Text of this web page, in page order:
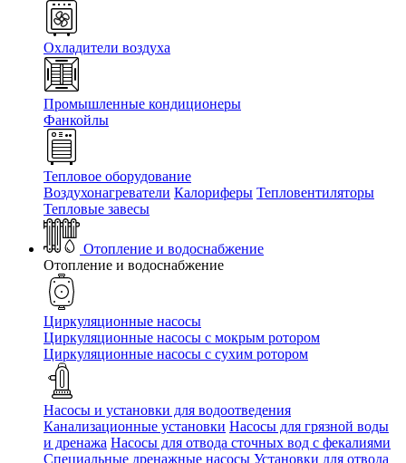
Охладители воздуха
Промышленные кондиционеры
Фанкойлы
Тепловое оборудование
Воздухонагреватели Калориферы Тепловентиляторы
Тепловые завесы
Отопление и водоснабжение
Отопление и водоснабжение
Циркуляционные насосы
Циркуляционные насосы с мокрым ротором
Циркуляционные насосы с сухим ротором
Насосы и установки для водоотведения
Канализационные установки Насосы для грязной воды
и дренажа Насосы для отвода сточных вод c фекалиями
Специальные дренажные насосы Установки для отвода